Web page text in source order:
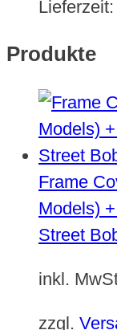
Lieferzeit:
Produkte
Frame
Models)
Street
inkl.
zzgl.